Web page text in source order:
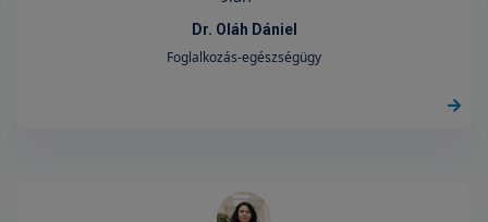
Dr. Oláh Dániel
Foglalkozás-egészségügy